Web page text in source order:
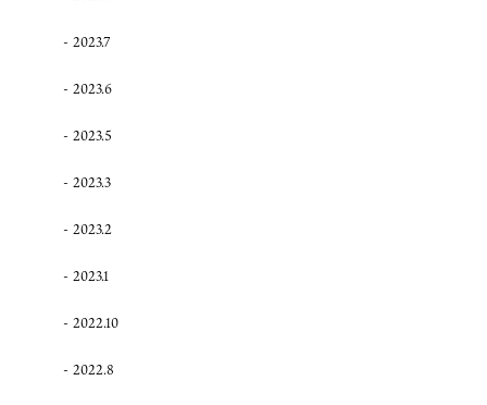
2023.7
2023.6
2023.5
2023.3
2023.2
2023.1
2022.10
2022.8